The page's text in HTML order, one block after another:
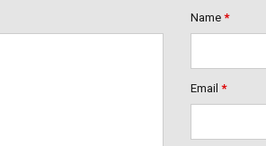
Name *
Email *